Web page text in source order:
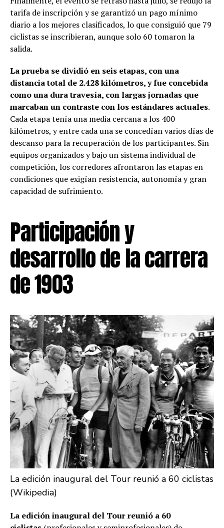
tarifa de inscripción y se garantizó un pago mínimo
diario a los mejores clasificados, lo que consiguió que 79
ciclistas se inscribieran, aunque solo 60 tomaron la
salida.
La prueba se dividió en seis etapas, con una
distancia total de 2.428 kilómetros, y fue concebida
como una dura travesía, con largas jornadas que
marcaban un contraste con los estándares actuales.
Cada etapa tenía una media cercana a los 400
kilómetros, y entre cada una se concedían varios días de
descanso para la recuperación de los participantes. Sin
equipos organizados y bajo un sistema individual de
competición, los corredores afrontaron las etapas en
condiciones que exigían resistencia, autonomía y gran
capacidad de sufrimiento.
Participación y
desarrollo de la carrera
de 1903
La edición inaugural del Tour reunió a 60 ciclistas
(Wikipedia)
La edición inaugural del Tour reunió a 60